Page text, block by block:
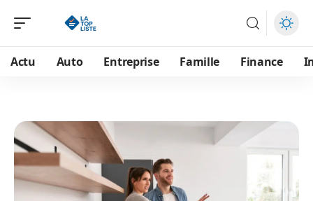
Actu Auto Entreprise Famille Finance